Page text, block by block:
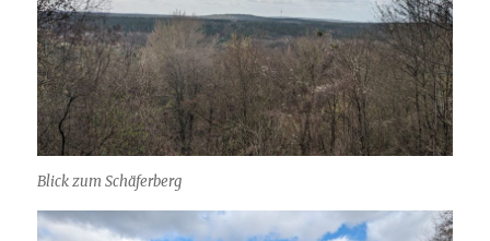
Blick zum Schäferberg